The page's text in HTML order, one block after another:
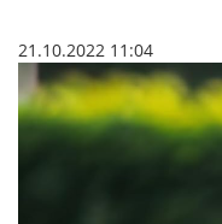
21.10.2022 11:04